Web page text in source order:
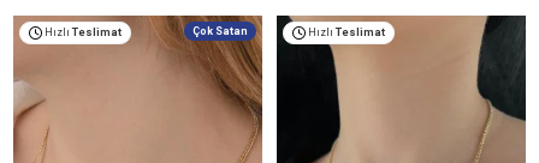
Hızlı Teslimat Çok Satan Hızlı Teslimat